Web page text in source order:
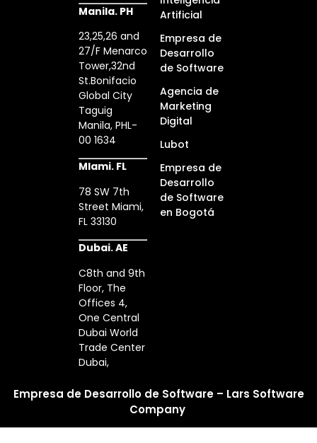
Manila. PH
23,25,26 and
27/F Menarco
Tower,32nd
St.Bonifacio
Global City
Taguig
Manila, PHL-
00 1634
MIami. FL
78 SW 7th
Street Miami,
FL 33130
Dubai. AE
C8th and 9th
Floor, The
Offices 4,
One Central
Dubai World
Trade Center
Dubai,
Artificial
Empresa de
Desarrollo
de Software
Agencia de
Marketing
Digital
Lubot
Empresa de
Desarrollo
de Software
en Bogotá
Empresa de Desarrollo de Software – Lars Software
Company